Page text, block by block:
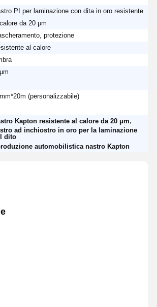
PI per laminazione con dita in oro resistente
da 20 μm
protezione
al calore
(personalizzabile)
Kapton resistente al calore da 20 μm
ad inchiostro in oro per la laminazione
dito
automobilistica nastro Kapton